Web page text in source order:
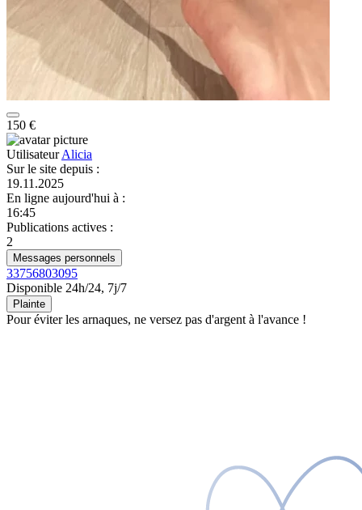
150 €
UtilisateurAlicia
Sur le site depuis :
19.11.2025
En ligne aujourd'hui à :
16:45
Publications actives :
2
Messages personnels
33756803095
Disponible 24h/24, 7j/7
Plainte
Pour éviter les arnaques, ne versez pas d'argent à l'avance !